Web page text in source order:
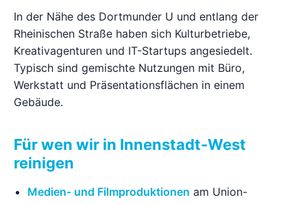
In der Nähe des Dortmunder U und entlang der
Rheinischen Straße haben sich Kulturbetriebe,
Kreativagenturen und IT-Startups angesiedelt.
Typisch sind gemischte Nutzungen mit Büro,
Werkstatt und Präsentationsflächen in einem
Gebäude.
Für wen wir in Innenstadt-West
reinigen
Medien- und Filmproduktionen am Union-